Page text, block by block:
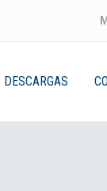
DESCARGAS